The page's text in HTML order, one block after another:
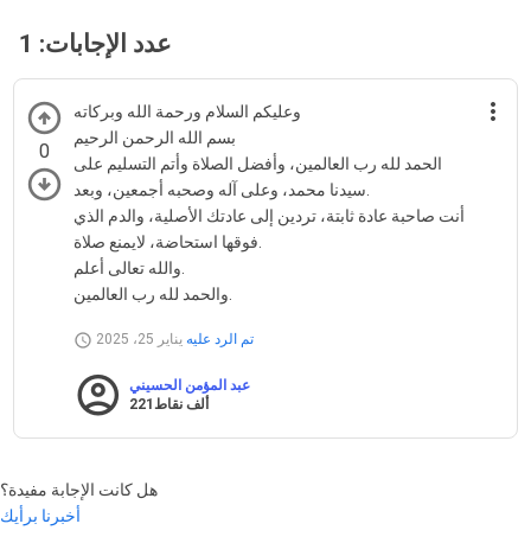
عدد الإجابات: 1
0
وعليكم السلام ورحمة الله وبركاته
بسم الله الرحمن الرحيم
الحمد لله رب العالمين، وأفضل الصلاة وأتم التسليم على
أنت صاحبة عادة ثابتة، تردين إلى عادتك الأصلية، والدم الذي
تم الرد عليه يناير 25، 2025
عبد المؤمن الحسيني
221ألفنقاط
هل كانت الإجابة مفيدة؟
أخبرنا برأيك